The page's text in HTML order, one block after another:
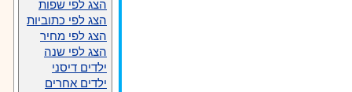
הצג לפי שפות
הצג לפי כתוביות
הצג לפי מחיר
הצג לפי שנה
ילדים דיסני
ילדים אחרים